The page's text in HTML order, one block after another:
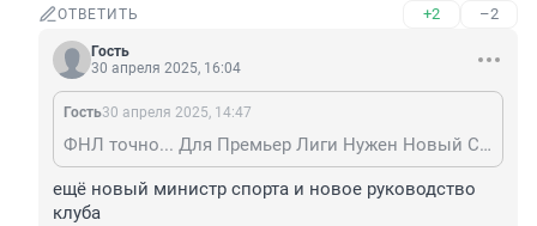
ОТВЕТИТЬ +2 –2
Гость
30 апреля 2025, 16:04
Гость30 апреля 2025, 14:47
ФНЛ точно... Для Премьер Лиги Нужен Новый Стадион...
ещё новый министр спорта и новое руководство
клуба